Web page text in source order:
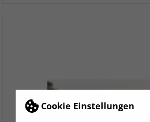
Cookie Einstellungen